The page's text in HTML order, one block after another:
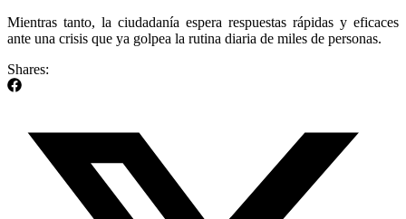
Mientras tanto, la ciudadanía espera respuestas rápidas y eficaces
ante una crisis que ya golpea la rutina diaria de miles de personas.
Shares: